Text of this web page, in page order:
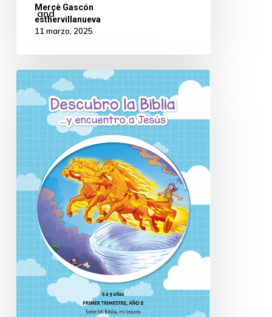
Mercè Gascón
and
esthervillanueva
11 marzo, 2025